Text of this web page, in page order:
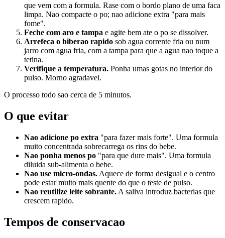
que vem com a formula. Rase com o bordo plano de uma faca
limpa. Nao compacte o po; nao adicione extra "para mais
fome".
Feche com aro e tampa e agite bem ate o po se dissolver.
Arrefeca o biberao rapido sob agua corrente fria ou num
jarro com agua fria, com a tampa para que a agua nao toque a
tetina.
Verifique a temperatura. Ponha umas gotas no interior do
pulso. Morno agradavel.
O processo todo sao cerca de 5 minutos.
O que evitar
Nao adicione po extra "para fazer mais forte". Uma formula
muito concentrada sobrecarrega os rins do bebe.
Nao ponha menos po "para que dure mais". Uma formula
diluida sub-alimenta o bebe.
Nao use micro-ondas. Aquece de forma desigual e o centro
pode estar muito mais quente do que o teste de pulso.
Nao reutilize leite sobrante. A saliva introduz bacterias que
crescem rapido.
Tempos de conservacao